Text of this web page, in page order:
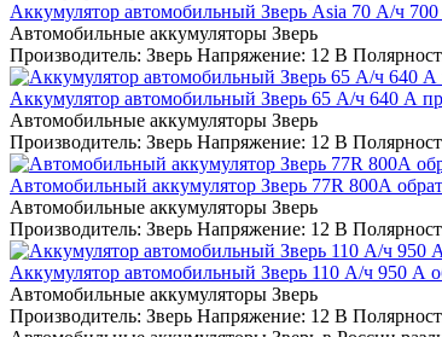
Аккумулятор автомобильный Зверь Asia 70 А/ч
Автомобильные аккумуляторы Зверь
Производитель: Зверь Напряжение: 12 В
Аккумулятор автомобильный Зверь 65 А/ч 640 А
Автомобильные аккумуляторы Зверь
Производитель: Зверь Напряжение: 12 В
Автомобильный аккумулятор Зверь 77R 800А
Автомобильные аккумуляторы Зверь
Производитель: Зверь Напряжение: 12 В
Аккумулятор автомобильный Зверь 110 А/ч 950 А
Автомобильные аккумуляторы Зверь
Производитель: Зверь Напряжение: 12 В